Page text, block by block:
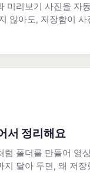
미리보기 사진을 자
않아도, 저장함이 사
서 정리해요
럼 폴더를 만들어 영
지 달아 두면, 왜 저장